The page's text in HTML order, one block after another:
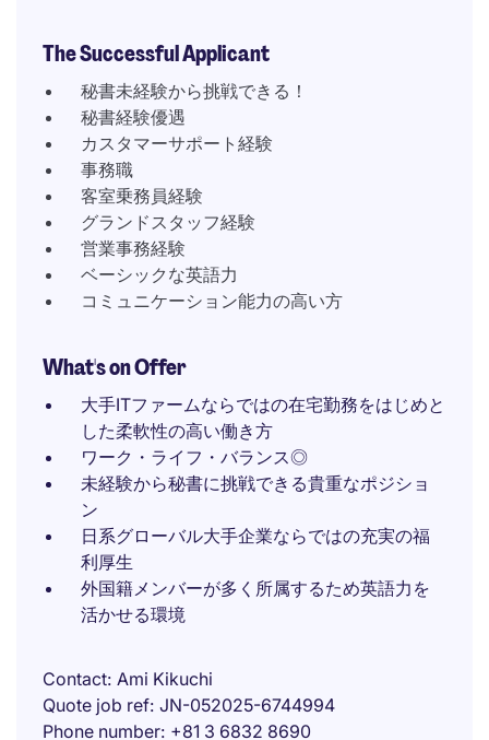
The Successful Applicant
秘書未経験から挑戦できる！
秘書経験優遇
カスタマーサポート経験
事務職
客室乗務員経験
グランドスタッフ経験
営業事務経験
ベーシックな英語力
コミュニケーション能力の高い方
What's on Offer
大手ITファームならではの在宅勤務をはじめと
した柔軟性の高い働き方
ワーク・ライフ・バランス◎
未経験から秘書に挑戦できる貴重なポジショ
ン
日系グローバル大手企業ならではの充実の福
利厚生
外国籍メンバーが多く所属するため英語力を
活かせる環境
Contact Ami Kikuchi
Quote job ref JN-052025-6744994
Phone number +81 3 6832 8690